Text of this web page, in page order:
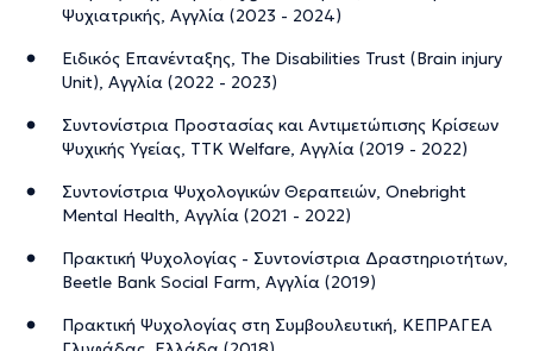
Ψυχιατρικής, Αγγλία (2023 - 2024)
Ειδικός Επανένταξης, The Disabilities Trust (Brain injury
Unit), Αγγλία (2022 - 2023)
Συντονίστρια Προστασίας και Αντιμετώπισης Κρίσεων
Ψυχικής Υγείας, TTK Welfare, Αγγλία (2019 - 2022)
Συντονίστρια Ψυχολογικών Θεραπειών, Οnebright
Mental Health, Αγγλία (2021 - 2022)
Πρακτική Ψυχολογίας - Συντονίστρια Δραστηριοτήτων,
Beetle Bank Social Farm, Αγγλία (2019)
Πρακτική Ψυχολογίας στη Συμβουλευτική, ΚΕΠΡΑΓΕΑ